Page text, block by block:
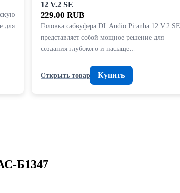
для
12 V.2 SE
229.00 RUB
Головка сабвуфера DL Audio Piranha 12 V.2 SE
представляет собой мощное решение для
создания глубокого и насыще…
Открыть товар Купить
Б1347